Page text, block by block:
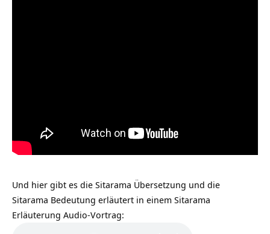
Und hier gibt es die Sitarama Übersetzung und die
Sitarama Bedeutung erläutert in einem Sitarama
Erläuterung Audio-Vortrag: